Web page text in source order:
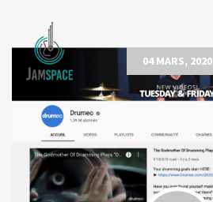
04 MARS, 2020